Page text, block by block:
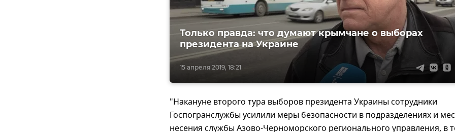
15 апреля 2019, 18:21
Только правда: что думают крымчане о выборах
президента на Украине
"Накануне второго тура выборов президента Украины сотрудники
Госпогранслужбы усилили меры безопасности в подразделениях и
несения службы Азово-Черноморского регионального управления, в